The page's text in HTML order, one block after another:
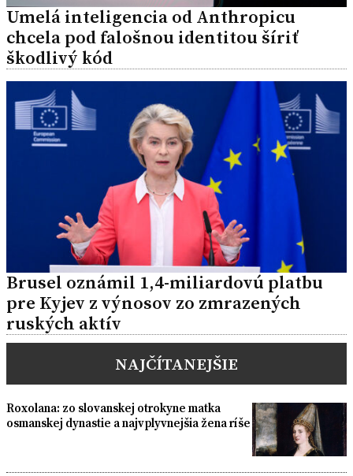
Umelá inteligencia od Anthropicu
chcela pod falošnou identitou šíriť
škodlivý kód
Brusel oznámil 1,4-miliardovú platbu
pre Kyjev z výnosov zo zmrazených
ruských aktív
NAJČÍTANEJŠIE
Roxolana: zo slovanskej otrokyne matka
osmanskej dynastie a najvplyvnejšia žena ríše